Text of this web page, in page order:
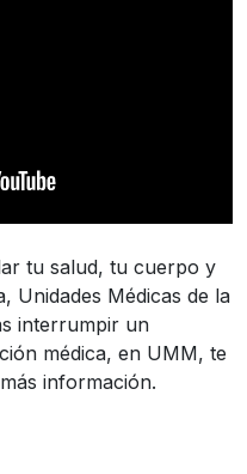
tu salud, tu cuerpo y
Unidades Médicas de la
interrumpir un
médica, en UMM, te
información.